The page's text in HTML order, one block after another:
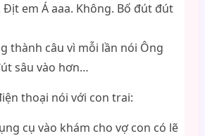
Địt em Á aaa. Không. Bố đút đút
thành câu vì mỗi lần nói Ông
sâu vào hơn…
thoại nói với con trai:
cụ vào khám cho vợ con có lẽ